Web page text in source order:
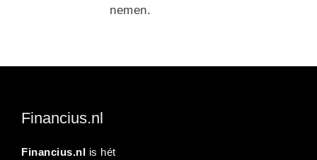
nemen.
Financius.nl
Financius.nl is hét